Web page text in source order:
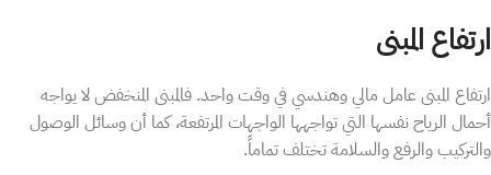
ارتفاع المبنى
ارتفاع المبنى عامل مالي وهندسي في وقت واحد. فالمبنى المنخفض لا يواجه
أحمال الرياح نفسها التي تواجهها الواجهات المرتفعة، كما أن وسائل الوصول
والتركيب والرفع والسلامة تختلف تماماً.